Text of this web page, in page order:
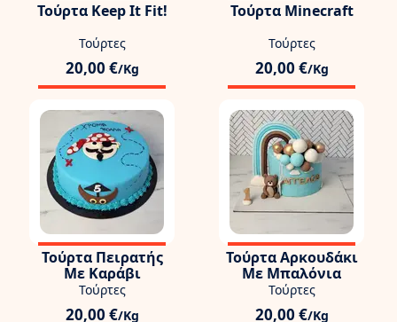
Τούρτα Keep It Fit!
Τούρτες
20,00 €/Kg
Τούρτα Minecraft
Τούρτες
20,00 €/Kg
Τούρτα Πειρατής
Με Καράβι
Τούρτες
20,00 €/Kg
Τούρτα Αρκουδάκι
Με Μπαλόνια
Τούρτες
20,00 €/Kg